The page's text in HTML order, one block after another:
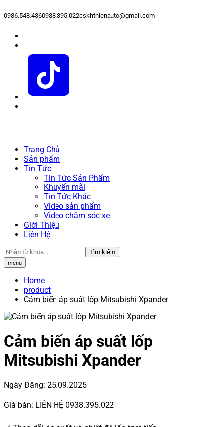
0986.548.4360938.395.022cskhthienauto@gmail.com
Trang Chủ
Sản phẩm
Tin Tức
Tin Tức Sản Phẩm
Khuyến mãi
Tin Tức Khác
Video sản phẩm
Video chăm sóc xe
Giới Thiệu
Liên Hệ
Tìm kiếm
menu
Home
product
Cảm biến áp suất lốp Mitsubishi Xpander
Cảm biến áp suất lốp
Mitsubishi Xpander
Ngày Đăng: 25.09.2025
Giá bán: LIÊN HỆ 0938.395.022